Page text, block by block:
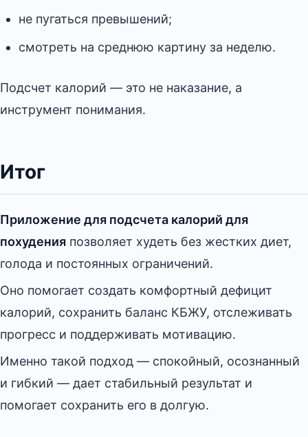
не пугаться превышений;
смотреть на среднюю картину за неделю.
Подсчет калорий — это не наказание, а
инструмент понимания.
Итог
Приложение для подсчета калорий для
похудения позволяет худеть без жестких диет,
голода и постоянных ограничений.
Оно помогает создать комфортный дефицит
калорий, сохранить баланс КБЖУ, отслеживать
прогресс и поддерживать мотивацию.
Именно такой подход — спокойный, осознанный
и гибкий — дает стабильный результат и
помогает сохранить его в долгую.